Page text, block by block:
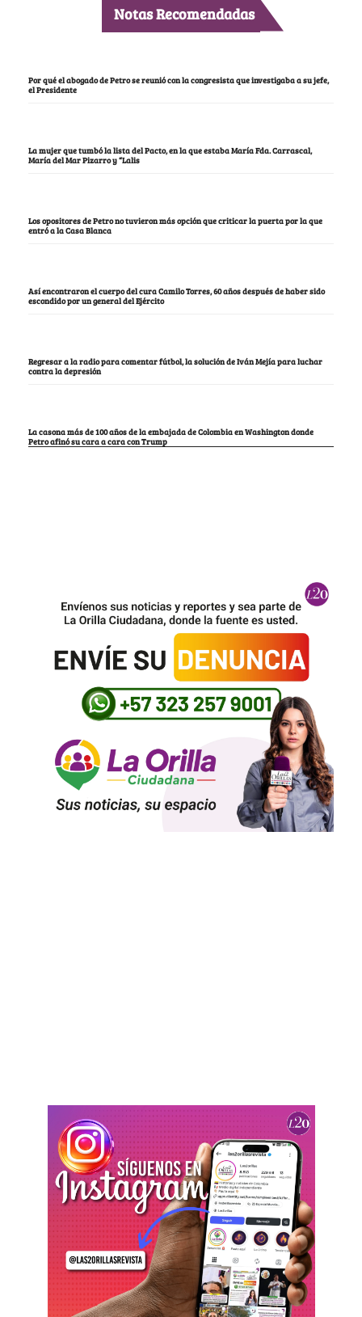
Notas Recomendadas
Por qué el abogado de Petro se reunió con la congresista que investigaba a su jefe,
el Presidente
La mujer que tumbó la lista del Pacto, en la que estaba María Fda. Carrascal,
María del Mar Pizarro y “Lalis
Los opositores de Petro no tuvieron más opción que criticar la puerta por la que
entró a la Casa Blanca
Así encontraron el cuerpo del cura Camilo Torres, 60 años después de haber sido
escondido por un general del Ejército
Regresar a la radio para comentar fútbol, la solución de Iván Mejía para luchar
contra la depresión
La casona más de 100 años de la embajada de Colombia en Washington donde
Petro afinó su cara a cara con Trump